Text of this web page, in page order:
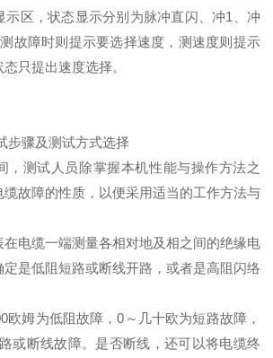
示区，状态显示分别为脉冲直闪、冲1、冲
故障时则提示要选择速度，测速度则提示
只提出速度选择。
步骤及测试方式选择
，测试人员除掌握本机性能与操作方法之
故障的性质，以便采用适当的工作方法与
电缆一端测量各相对地及相之间的绝缘电
是低阻短路或断线开路，或者是高阻闪络
欧姆为低阻故障，0～几十欧为短路故障，
或断线故障。是否断线，还可以将电缆终